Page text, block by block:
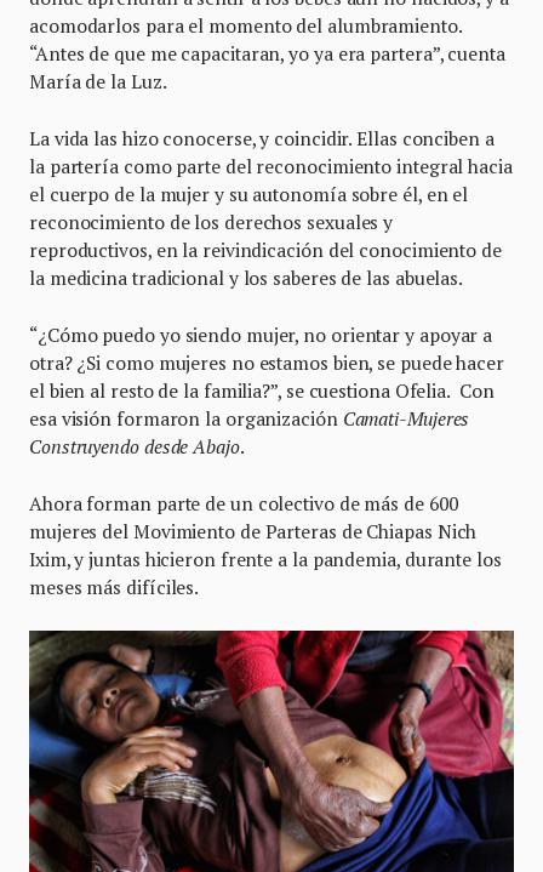
acomodarlos para el momento del alumbramiento.
“Antes de que me capacitaran, yo ya era partera”, cuenta
María de la Luz.
La vida las hizo conocerse, y coincidir. Ellas conciben a
la partería como parte del reconocimiento integral hacia
el cuerpo de la mujer y su autonomía sobre él, en el
reconocimiento de los derechos sexuales y
reproductivos, en la reivindicación del conocimiento de
la medicina tradicional y los saberes de las abuelas.
“¿Cómo puedo yo siendo mujer, no orientar y apoyar a
otra? ¿Si como mujeres no estamos bien, se puede hacer
el bien al resto de la familia?”, se cuestiona Ofelia. Con
esa visión formaron la organización Camati-Mujeres
Construyendo desde Abajo.
Ahora forman parte de un colectivo de más de 600
mujeres del Movimiento de Parteras de Chiapas Nich
Ixim, y juntas hicieron frente a la pandemia, durante los
meses más difíciles.